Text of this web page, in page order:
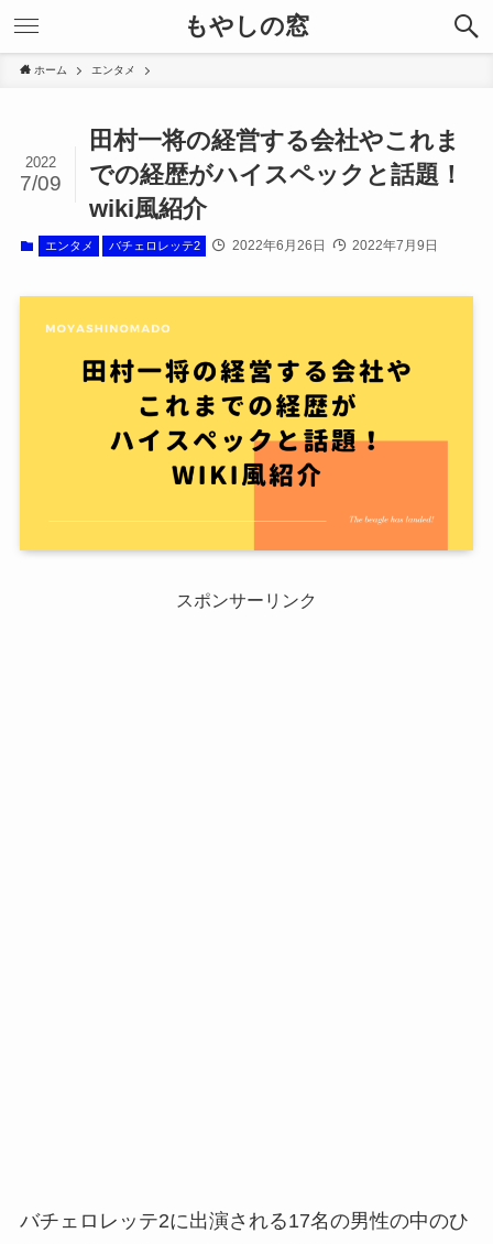
もやしの窓
ホーム エンタメ
田村一将の経営する会社やこれま
での経歴がハイスペックと話題！
wiki風紹介
2022
7/09
エンタメ バチェロレッテ2 2022年6月26日 2022年7月9日
スポンサーリンク
バチェロレッテ2に出演される17名の男性の中のひ